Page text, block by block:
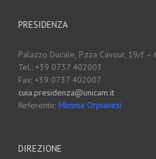
PRESIDENZA
Palazzo Ducale, P.zza Cavour, 19/f –
Tel.: +39 0737 402003
Fax: +39 0737 402007
cuia.presidenza@unicam.it
Referente: Mimma Orpianesi
DIREZIONE